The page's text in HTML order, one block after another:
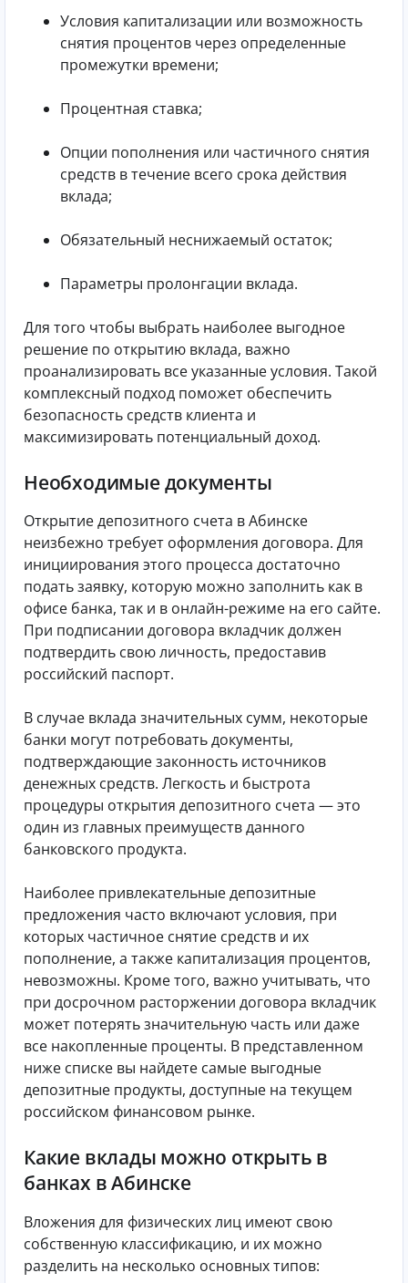
Условия капитализации или возможность
снятия процентов через определенные
промежутки времени;
Процентная ставка;
Опции пополнения или частичного снятия
средств в течение всего срока действия
вклада;
Обязательный неснижаемый остаток;
Параметры пролонгации вклада.
Для того чтобы выбрать наиболее выгодное
решение по открытию вклада, важно
проанализировать все указанные условия. Такой
комплексный подход поможет обеспечить
безопасность средств клиента и
максимизировать потенциальный доход.
Необходимые документы
Открытие депозитного счета в Абинске
неизбежно требует оформления договора. Для
инициирования этого процесса достаточно
подать заявку, которую можно заполнить как в
офисе банка, так и в онлайн-режиме на его сайте.
При подписании договора вкладчик должен
подтвердить свою личность, предоставив
российский паспорт.
В случае вклада значительных сумм, некоторые
банки могут потребовать документы,
подтверждающие законность источников
денежных средств. Легкость и быстрота
процедуры открытия депозитного счета — это
один из главных преимуществ данного
банковского продукта.
Наиболее привлекательные депозитные
предложения часто включают условия, при
которых частичное снятие средств и их
пополнение, а также капитализация процентов,
невозможны. Кроме того, важно учитывать, что
при досрочном расторжении договора вкладчик
может потерять значительную часть или даже
все накопленные проценты. В представленном
ниже списке вы найдете самые выгодные
депозитные продукты, доступные на текущем
российском финансовом рынке.
Какие вклады можно открыть в
банках в Абинске
Вложения для физических лиц имеют свою
собственную классификацию, и их можно
разделить на несколько основных типов: